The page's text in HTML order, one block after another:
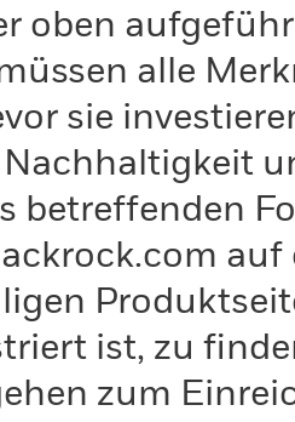
oben
alle
sie
betreffenden
auf
ist, zu
zum